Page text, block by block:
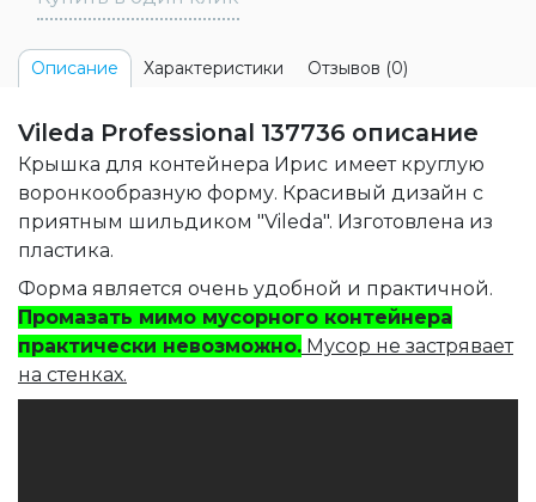
Описание Характеристики Отзывов (0)
Vileda Professional 137736 описание
Крышка для контейнера Ирис имеет круглую
воронкообразную форму. Красивый дизайн с
приятным шильдиком "Vileda". Изготовлена из
пластика.
Форма является очень удобной и практичной.
Промазать мимо мусорного контейнера
практически невозможно. Мусор не застрявает
на стенках.